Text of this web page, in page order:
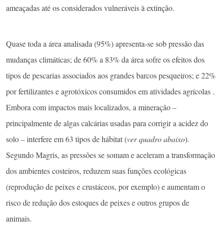
ameaçadas até os considerados vulneráveis à extinção.
Quase toda a área analisada (95%) apresenta-se sob pressão das
mudanças climáticas; de 60% a 83% da área sofre os efeitos dos
tipos de pescarias associados aos grandes barcos pesqueiros; e 22%
por fertilizantes e agrotóxicos consumidos em atividades agrícolas .
Embora com impactos mais localizados, a mineração –
principalmente de algas calcárias usadas para corrigir a acidez do
solo – interfere em 63 tipos de hábitat (ver quadro abaixo).
Segundo Magris, as pressões se somam e aceleram a transformação
dos ambientes costeiros, reduzem suas funções ecológicas
(reprodução de peixes e crustáceos, por exemplo) e aumentam o
risco de redução dos estoques de peixes e outros grupos de
animais.